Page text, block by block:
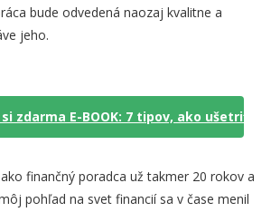
bude odvedená naozaj kvalitne a
jeho.
zdarma E-BOOK: 7 tipov, ako ušetriť
finančný poradca už takmer 20 rokov a
pohľad na svet financií sa v čase menil